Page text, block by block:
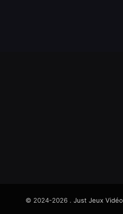
© 2024-2026 . Just Jeux Vidéo